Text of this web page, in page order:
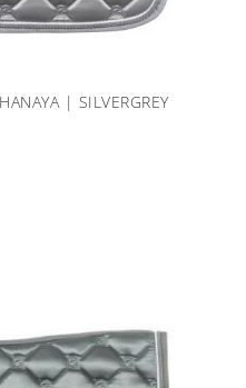
| SILVERGREY